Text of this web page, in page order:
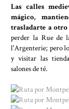
Las calles
mágico,
trasladarte a
perder la Rue de
l'Argenterie; pero
y visitar las
salones de té.